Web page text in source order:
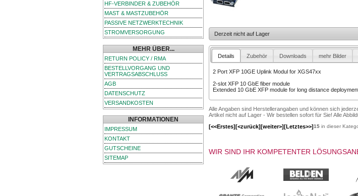
HF-VERBINDER & ZUBEHÖR
MAST & MASTZUBEHÖR
PASSIVE NETZWERKTECHNIK
STROMVERSORGUNG
MEHR ÜBER...
RETURN POLICY / RMA
BESTELLVORGANG UND
VERTRAGSABSCHLUSS
AGB
DATENSCHUTZ
VERSANDKOSTEN
INFORMATIONEN
IMPRESSUM
KONTAKT
GUTSCHEINE
SITEMAP
Derzeit nicht auf Lager
Details Zubehör Downloads mehr Bilder
2 Port XFP 10GE Uplink Modul for XGS47xx
2-slot XFP 10 GbE fiber module
Extended 10 GbE XFP module for long distance
Alle Angaben sind Herstellerangaben und können sich
Artikel nicht auf Lager - Wir bestellen sofort für Sie! Alle
[<<Erstes][<zurück][weiter>][Letztes>>]15 in dieser
WIR SIND IHR KOMPETENTER